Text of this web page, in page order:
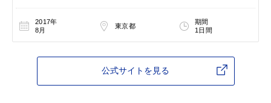
2017年
8月
東京都
期間
1日間
公式サイトを見る